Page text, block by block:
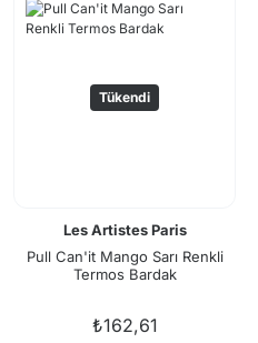
Tükendi
Les Artistes Paris
Pull Can'it Mango Sarı Renkli
Termos Bardak
₺162,61